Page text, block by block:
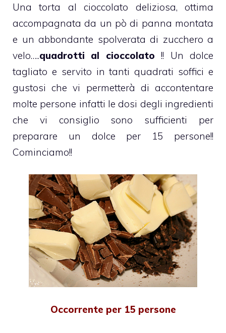
Unatorta al cioccolato deliziosa, ottima
accompagnata da un pò di panna montata
e un abbondante spolverata di zucchero a
velo…..quadrotti al cioccolato !! Un dolce
tagliato e servito in tanti quadrati soffici e
gustosi che vi permetterà di accontentare
molte persone infatti le dosi degli ingredienti
che vi consiglio sono sufficienti per
preparare un dolce per 15 persone!!
Cominciamo!!
Occorrente per 15 persone